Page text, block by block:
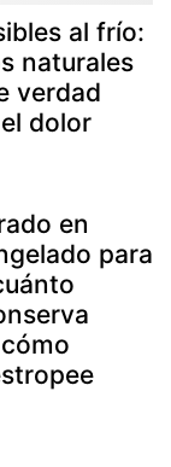
al frío:
naturales
verdad
dolor
en
para